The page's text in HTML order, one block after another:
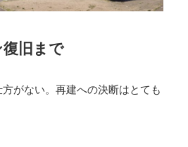
旧まで
がない。再建への決断はとても